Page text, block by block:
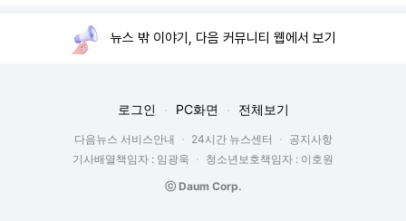
뉴스 밖 이야기, 다음 커뮤니티 웹에서 보기
로그인 PC화면 전체보기
다음뉴스 서비스안내 24시간 뉴스센터
공지사항
기사배열책임자 : 임광욱
청소년보호책임자 : 이호원
ⓒ Daum Corp.